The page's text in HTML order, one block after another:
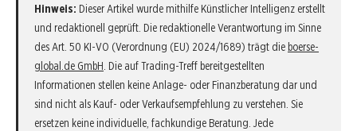
Hinweis: Dieser Artikel wurde mithilfe Künstlicher Intelligenz erstellt
und redaktionell geprüft. Die redaktionelle Verantwortung im Sinne
des Art. 50 KI-VO (Verordnung (EU) 2024/1689) trägt die boerse-
global.de GmbH . Die auf Trading-Treff bereitgestellten
Informationen stellen keine Anlage- oder Finanzberatung dar und
sind nicht als Kauf- oder Verkaufsempfehlung zu verstehen. Sie
ersetzen keine individuelle, fachkundige Beratung. Jede